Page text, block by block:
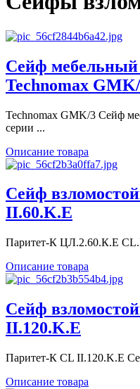
Сейф мебельный
Technomax
Technomax GМK/3 Сейф
серии ...
Описание товара
Сейф
II.60.K.E
Паритет-К ЦЛ.2.60.К.Е
Описание товара
Сейф
II.120.K.E
Паритет-К CL II.120.K.E
Описание товара